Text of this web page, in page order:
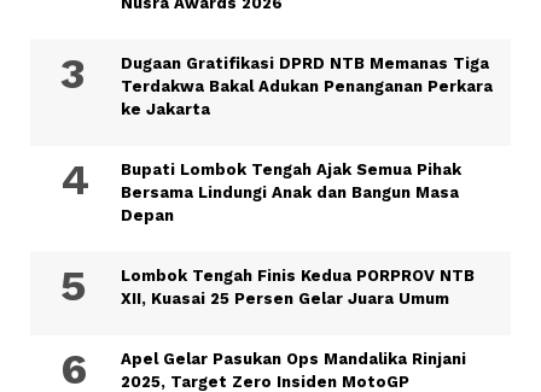
Dugaan Gratifikasi DPRD NTB Memanas Tiga
Terdakwa Bakal Adukan Penanganan Perkara
ke Jakarta
Bupati Lombok Tengah Ajak Semua Pihak
Bersama Lindungi Anak dan Bangun Masa
Depan
Lombok Tengah Finis Kedua PORPROV NTB
XII, Kuasai 25 Persen Gelar Juara Umum
Apel Gelar Pasukan Ops Mandalika Rinjani
2025, Target Zero Insiden MotoGP